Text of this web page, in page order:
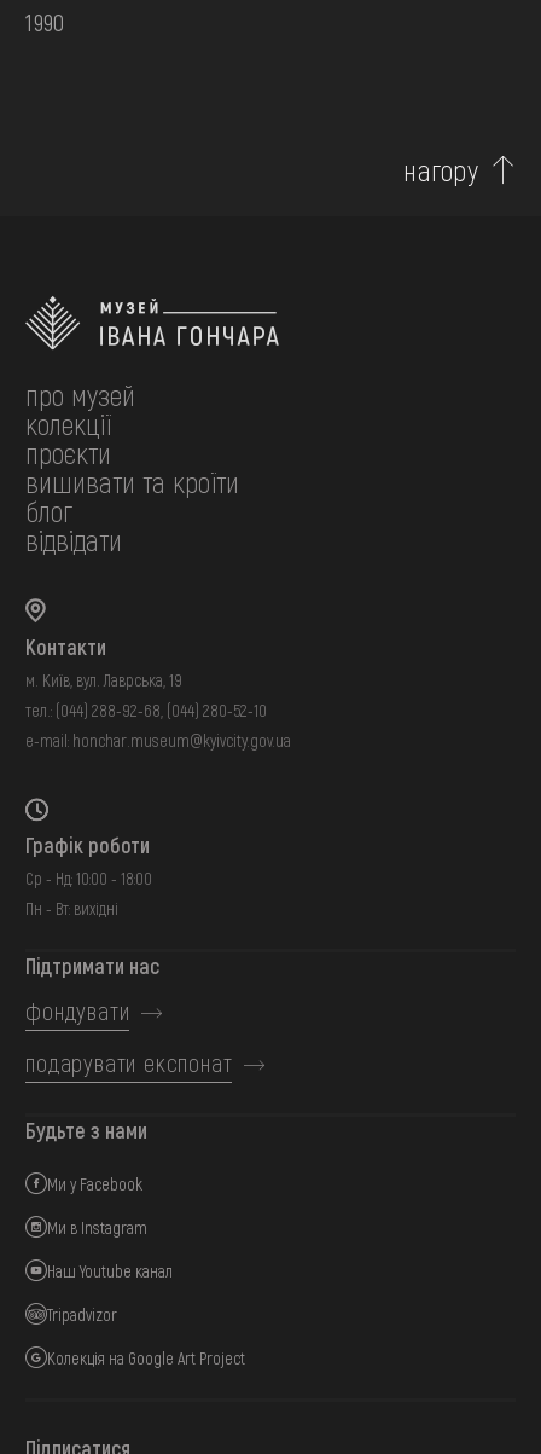
1990
нагору
про музей
колекції
проєкти
вишивати та кроїти
блог
відвідати
Контакти
м. Київ, вул. Лаврська, 19
тел.: (044) 288-92-68 (044) 280-52-10
e-mail: honchar.museum@kyivcity.gov.ua
Графік роботи
Ср - Нд: 10:00 - 18:00
Пн - Вт: вихідні
Підтримати нас
фондувати
подарувати експонат
Будьте з нами
Ми у Facebook
Ми в Instagram
Наш Youtube канал
Tripadvizor
Колекція на Google Art Project
Підписатися